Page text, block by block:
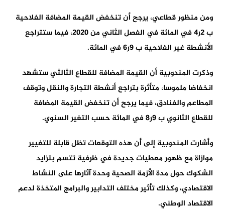
ومن منظور قطاعي، يرجح أن تنخفض القيمة المضافة الفلاحية
ب 2ر4 في المائة في الفصل الثاني من 2020، فيما ستتراجع
الأنشطة غير الفلاحية ب 9ر6 في المائة.
وذكرت المندوبية أن القيمة المضافة للقطاع الثالثي ستشهد
انخفاضا ملموسا، متأثرة بتراجع أنشطة التجارة والنقل وتوقف
المطاعم والفنادق، فيما يرجح أن تنخفض القيمة المضافة
للقطاع الثانوي ب 9ر8 في المائة حسب التغير السنوي.
وأشارت المندوبية إلى أن هذه التوقعات تظل قابلة للتغيير
موازاة مع ظهور معطيات جديدة في ظرفية تتسم بتزايد
الشكوك حول مدة الأزمة الصحية وحدة آثارها على النشاط
الاقتصادي، وكذلك تأثير مختلف التدابير والبرامج المتخذة لدعم
الاقتصاد الوطني.